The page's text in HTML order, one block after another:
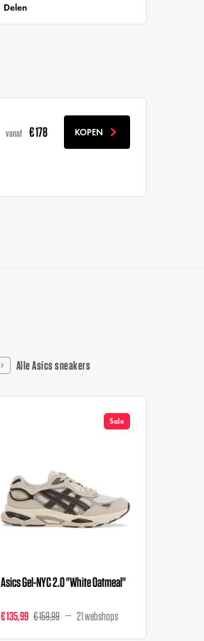
Delen
vanaf € 178 KOPEN
Alle Asics sneakers
Sale
Asics Gel-NYC 2.0 "White Oatmeal"
€ 135,99 € 159,99 21 webshops